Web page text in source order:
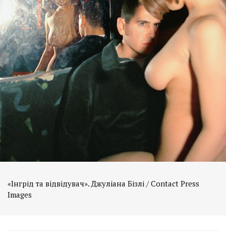
«Інгрід та відвідувач». Джуліана Бізлі / Contact Press
Images